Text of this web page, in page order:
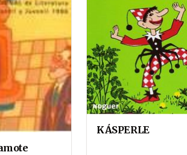
KÁSPERLE